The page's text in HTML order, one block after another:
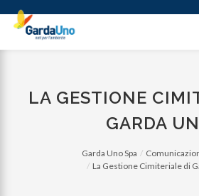
Gardauno
Spa
LA GESTIONE
GARDA
Garda Uno Spa
La Gestione Cimiteriale di